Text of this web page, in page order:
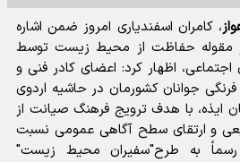
، کامران اسفندیاری امروز ضمن اشاره
مقوله حفاظت از محیط زیست توسط
اظهار کرد: اعضای کادر فنی و
جوانان کشورمان در حاشیه اردوی
ایذه، با هدف ترویج فرهنگ صیانت از
و ارتقای سطح آگاهی عمومی نسبت
رسماً به طرح"سفیران محیط زیست"